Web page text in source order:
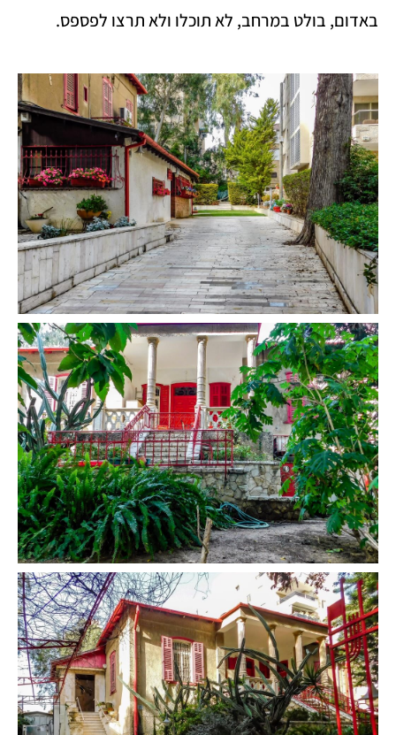
באדום, בולט במרחב, לא תוכלו ולא תרצו לפספס.